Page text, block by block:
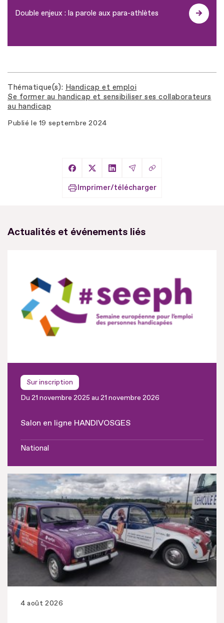
Double enjeux : la parole aux para-athlètes
Thématique(s) Handicap et emploi
Se former au handicap et sensibiliser ses collaborateurs
au handicap
Publié le 19 septembre 2024
Partager sur Facebook
Partager sur X
Partager sur LinkedIn
Partager par Email
Copier le lien
Imprimer/télécharger
Actualités et événements liés
Sur inscription
Du 21 novembre 2025 au 21 novembre 2026
Salon en ligne HANDIVOSGES
National
4 août 2026